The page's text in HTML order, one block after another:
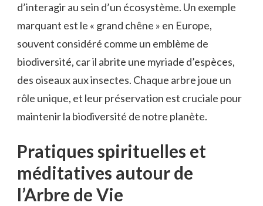
d’interagir au sein d’un écosystème. Un exemple
marquant est le « grand chêne » en Europe,
souvent considéré comme un emblème de
biodiversité, car il abrite une myriade d’espèces,
des oiseaux aux insectes. Chaque arbre joue un
rôle unique, et leur préservation est cruciale pour
maintenir la biodiversité de notre planète.
Pratiques spirituelles et
méditatives autour de
l’Arbre de Vie